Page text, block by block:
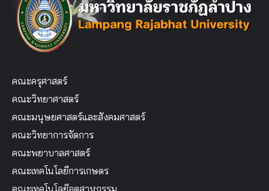
คณะครุศาสตร์
คณะวิทยาศาสตร์
คณะมนุษยศาสตร์และสังคมศาสตร์
คณะวิทยาการจัดการ
คณะพยาบาลศาสตร์
คณะเทคโนโลยีการเกษตร